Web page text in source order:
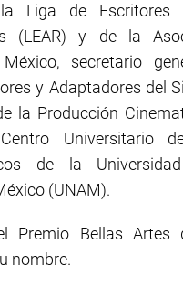
Liga de Escritores
(LEAR) y de la
secretario
y Adaptadores del
la Producción
Universitario
de la
(UNAM).
Premio Bellas Artes
nombre.